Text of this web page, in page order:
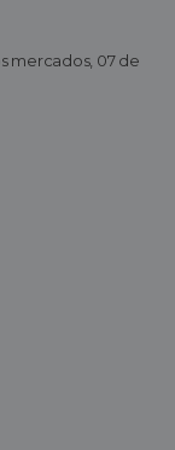
mercados, 07 de